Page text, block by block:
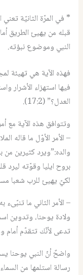
* في المرّة الثانيّة
قبله من يهيئ الطريق
النبي وموضوع نبؤته.
فهذه الآية هي تهيئة
فيها استهزاء الأشرار
العدل؟” (17:2).
وتتوافق هذه الآية مع
– الأمر الأوّل ما قاله
والده:”ويرد كثيرين من
بروح ايليا وقوّته ليرد
لكيّ يهيئ للرب شعبا
– الأمر الثاني ما
ولادة يوحنا، وتدوين
تدعى لأنّك تتقدّم أمام
واضحٌ أنّ النبي يوحنا
رسالة استلمها من